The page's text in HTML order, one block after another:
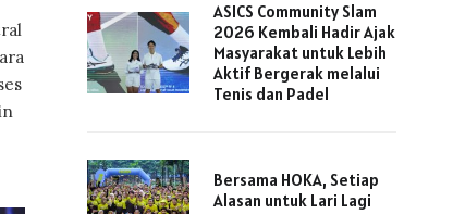
ASICS Community Slam
2026 Kembali Hadir Ajak
Masyarakat untuk Lebih
Aktif Bergerak melalui
Tenis dan Padel
Bersama HOKA, Setiap
Alasan untuk Lari Lagi